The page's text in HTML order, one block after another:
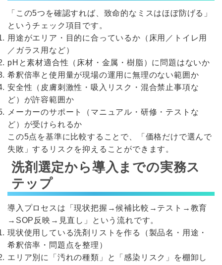
「この5つを確認すれば、致命的なミスはほぼ防げる」
というチェック項目です。
用途がエリア・目的に合っているか（床用／トイレ用
／ガラス用など）
pHと素材適合性（床材・金属・樹脂）に問題はないか
希釈倍率と使用量が現場の運用に無理のない範囲か
安全性（皮膚刺激性・吸入リスク・混合禁止事項な
ど）が許容範囲か
メーカーのサポート（マニュアル・研修・テストな
ど）が受けられるか
この5点を基準に比較することで、「価格だけで選んで
失敗」するリスクを抑えることができます。
洗剤選定から導入までの実務ス
テップ
導入プロセスは「現状把握→候補比較→テスト→教育
→SOP反映→見直し」という流れです。
現状使用している洗剤リストを作る（製品名・用途・
希釈倍率・問題点を整理）
エリア別に「汚れの種類」と「感染リスク」を棚卸し